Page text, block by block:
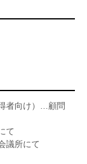
者向け）…顧問
て
議所にて